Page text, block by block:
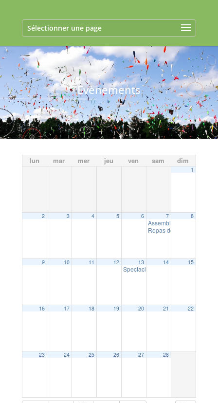
Sélectionner une page
Evènements
lun mar mer jeu ven sam dim
1
2 3 4 5 6 7
Assemblée générale
Repas de l’école Sainte
8
9 10 11 12 13
Spectacle intergénérationnel
14 15
16 17 18 19 20 21 22
23 24 25 26 27 28